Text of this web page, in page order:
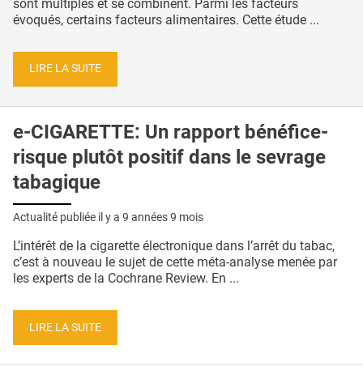
sont multiples et se combinent. Parmi les facteurs
évoqués, certains facteurs alimentaires. Cette étude ...
LIRE LA SUITE
e-CIGARETTE: Un rapport bénéfice-
risque plutôt positif dans le sevrage
tabagique
Actualité publiée il y a 9 années 9 mois
L’intérêt de la cigarette électronique dans l’arrêt du tabac,
c’est à nouveau le sujet de cette méta-analyse menée par
les experts de la Cochrane Review. En ...
LIRE LA SUITE